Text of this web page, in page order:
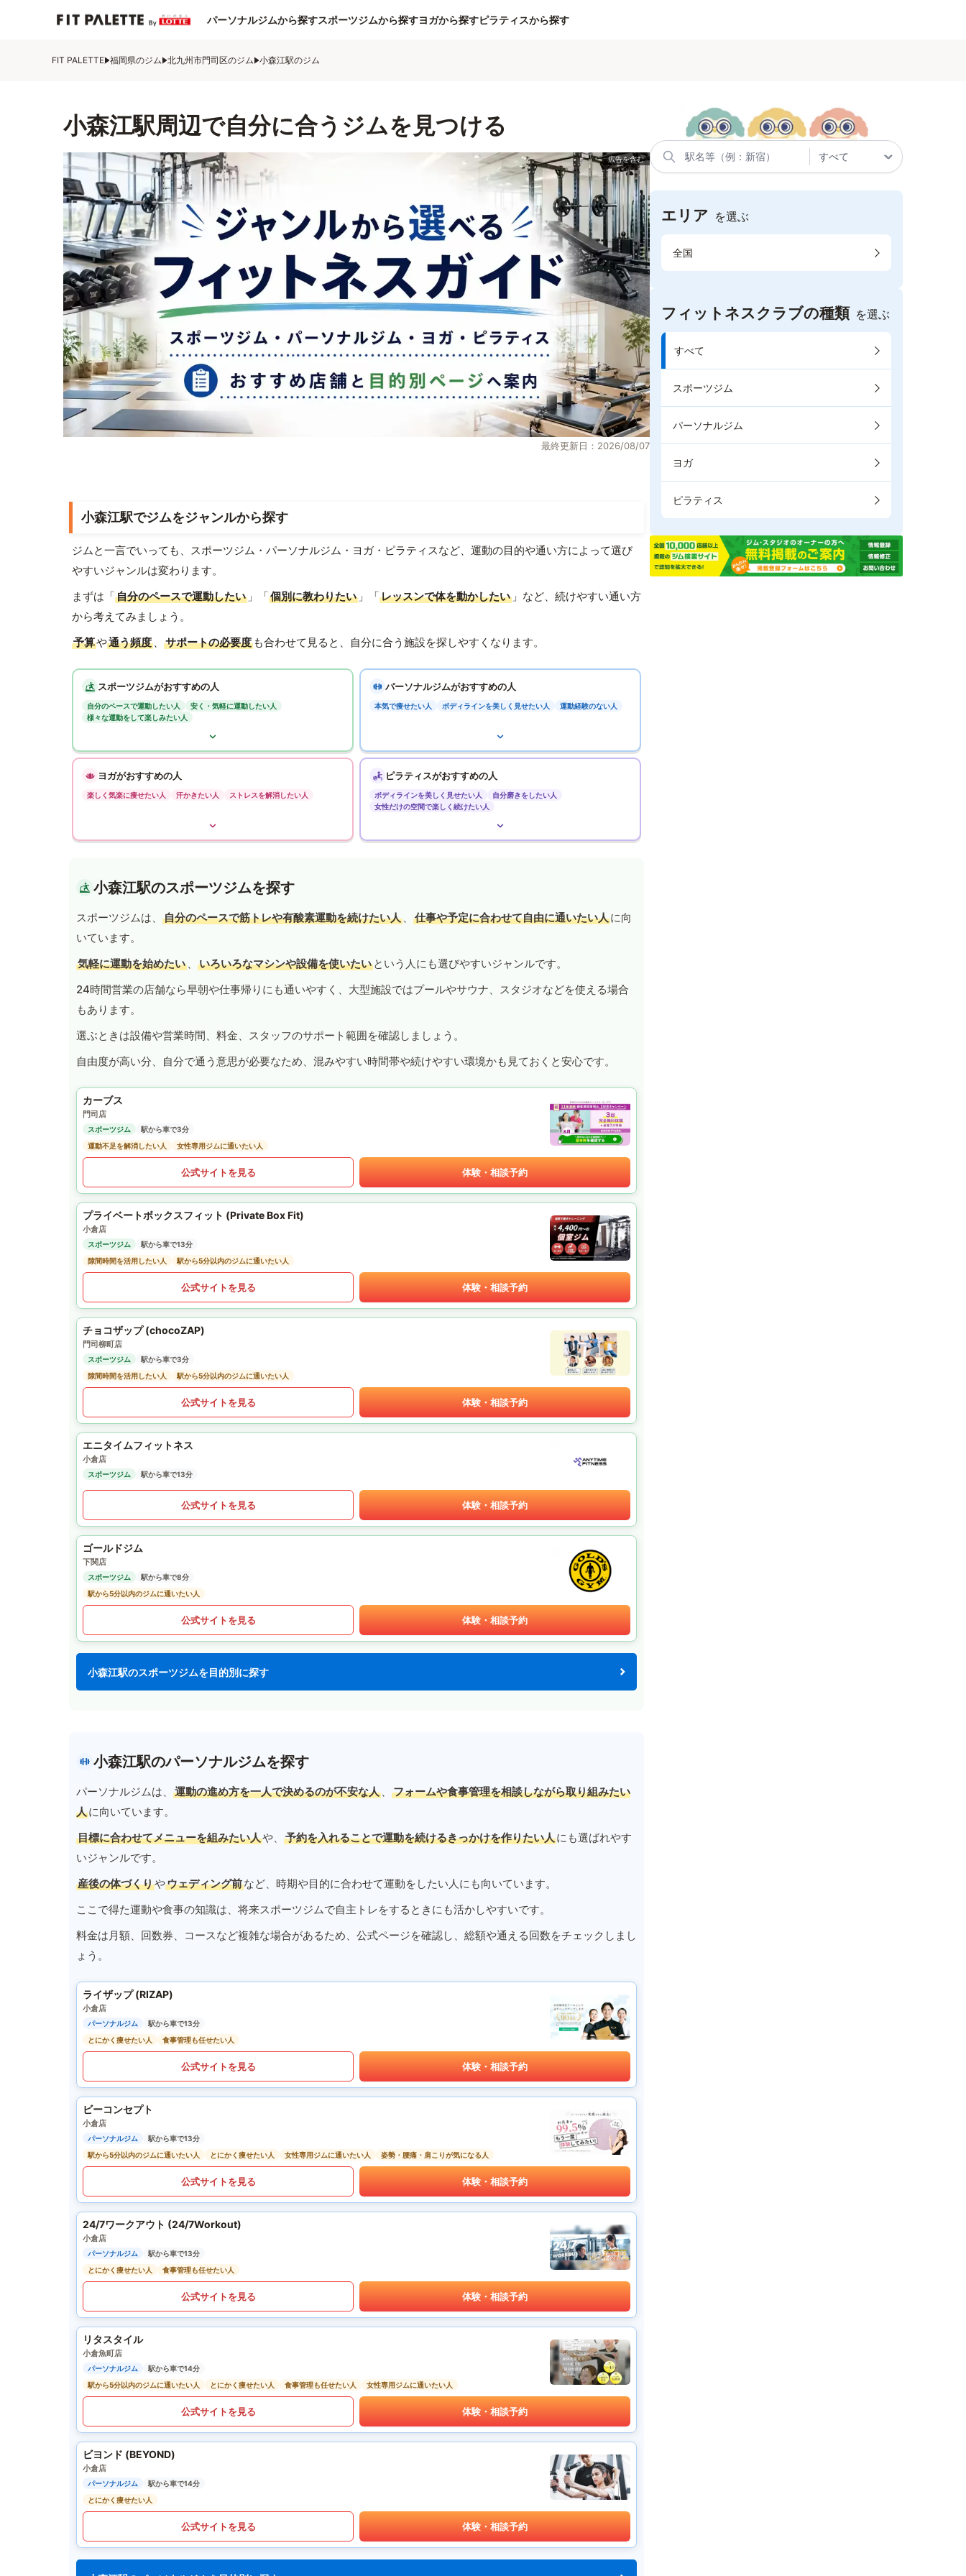
パーソナルジムから探すスポーツジムから探すヨガから探すピラティスから探す
FIT PALETTE 福岡県のジム 北九州市門司区のジム 小森江駅のジム
小森江駅周辺で自分に合うジムを見つける
最終更新日：2026/08/07
小森江駅でジムをジャンルから探す
ジムと一言でいっても、スポーツジム・パーソナルジム・ヨガ・ピラティスなど、運動の目的や通い方によって選び
やすいジャンルは変わります。
まずは「自分のペースで運動したい 」「個別に教わりたい 」「レッスンで体を動かしたい 」など、続けやすい通い方
から考えてみましょう。
予算や通う頻度 、 サポートの必要度 も合わせて見ると、自分に合う施設を探しやすくなります。
スポーツジムがおすすめの人
自分のペースで運動したい人
安く・気軽に運動したい人
様々な運動をして楽しみたい人
パーソナルジムがおすすめの人
本気で痩せたい人 ボディラインを美しく見せたい人 運動経験のない人
ヨガがおすすめの人
楽しく気楽に痩せたい人 汗かきたい人 ストレスを解消したい人
ピラティスがおすすめの人
ボディラインを美しく見せたい人
自分磨きをしたい人
女性だけの空間で楽しく続けたい人
小森江駅のスポーツジムを探す
スポーツジムは、 自分のペースで筋トレや有酸素運動を続けたい人 、 仕事や予定に合わせて自由に通いたい人に向
いています。
気軽に運動を始めたい 、 いろいろなマシンや設備を使いたい という人にも選びやすいジャンルです。
24時間営業の店舗なら早朝や仕事帰りにも通いやすく、大型施設ではプールやサウナ、スタジオなどを使える場合
もあります。
選ぶときは設備や営業時間、料金、スタッフのサポート範囲を確認しましょう。
自由度が高い分、自分で通う意思が必要なため、混みやすい時間帯や続けやすい環境かも見ておくと安心です。
カーブス
門司店
スポーツジム
駅から車で3分
運動不足を解消したい人
女性専用ジムに通いたい人
公式サイトを見る 体験・相談予約
プライベートボックスフィット (Private Box Fit)
小倉店
スポーツジム
駅から車で13分
隙間時間を活用したい人
駅から5分以内のジムに通いたい人
公式サイトを見る 体験・相談予約
チョコザップ (chocoZAP)
門司柳町店
スポーツジム
駅から車で3分
隙間時間を活用したい人
駅から5分以内のジムに通いたい人
公式サイトを見る 体験・相談予約
エニタイムフィットネス
小倉店
スポーツジム 駅から車で13分
公式サイトを見る 体験・相談予約
ゴールドジム
下関店
スポーツジム
駅から車で8分
駅から5分以内のジムに通いたい人
公式サイトを見る 体験・相談予約
小森江駅のスポーツジムを目的別に探す
小森江駅のパーソナルジムを探す
パーソナルジムは、 運動の進め方を一人で決めるのが不安な人 、
フォームや食事管理を相談しながら取り組みたい
人に向いています。
目標に合わせてメニューを組みたい人や、 予約を入れることで運動を続けるきっかけを作りたい人にも選ばれやす
いジャンルです。
産後の体づくりやウェディング前など、時期や目的に合わせて運動をしたい人にも向いています。
ここで得た運動や食事の知識は、将来スポーツジムで自主トレをするときにも活かしやすいです。
料金は月額、回数券、コースなど複雑な場合があるため、公式ページを確認し、総額や通える回数をチェックしまし
ょう。
ライザップ (RIZAP)
小倉店
パーソナルジム
駅から車で13分
とにかく痩せたい人
食事管理も任せたい人
公式サイトを見る 体験・相談予約
ビーコンセプト
小倉店
パーソナルジム
駅から車で13分
駅から5分以内のジムに通いたい人
とにかく痩せたい人 女性専用ジムに通いたい人 姿勢・腰痛・肩こりが気になる人
公式サイトを見る 体験・相談予約
24/7ワークアウト (24/7Workout)
小倉店
パーソナルジム
駅から車で13分
とにかく痩せたい人
食事管理も任せたい人
公式サイトを見る 体験・相談予約
リタスタイル
小倉魚町店
パーソナルジム
駅から車で14分
駅から5分以内のジムに通いたい人
とにかく痩せたい人 食事管理も任せたい人 女性専用ジムに通いたい人
公式サイトを見る 体験・相談予約
ビヨンド (BEYOND)
小倉店
パーソナルジム
駅から車で14分
とにかく痩せたい人
公式サイトを見る 体験・相談予約
エリア を選ぶ
全国
フィットネスクラブの種類 を選ぶ
すべて
スポーツジム
パーソナルジム
ヨガ
ピラティス